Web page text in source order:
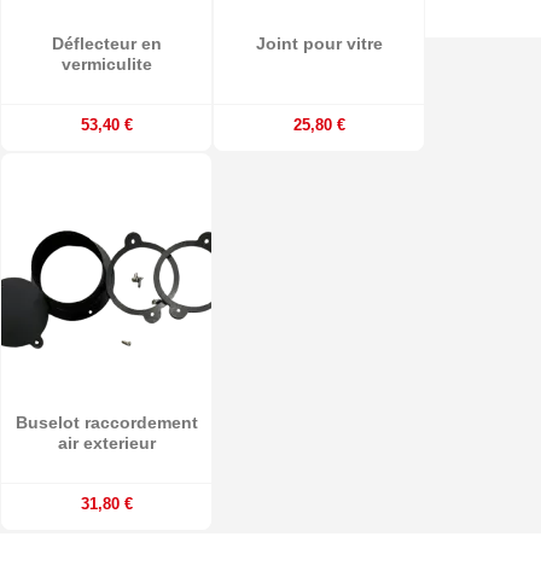
Déflecteur en
vermiculite
53,40 €
Joint pour vitre
25,80 €
Buselot raccordement
air exterieur
31,80 €